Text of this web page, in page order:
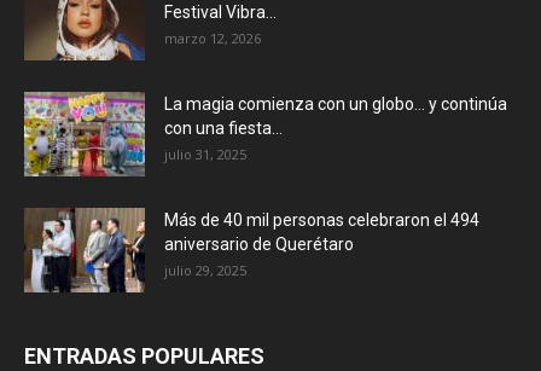
Festival Vibra...
marzo 12, 2026
La magia comienza con un globo… y continúa
con una fiesta...
julio 31, 2025
Más de 40 mil personas celebraron el 494
aniversario de Querétaro
julio 29, 2025
ENTRADAS POPULARES